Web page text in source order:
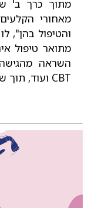
מתוך כרך ב'
מאחורי
והטיפול בהן",
מתואר טיפול
השראה
CBT ועוד, תוך שילוב דוגמאות קליניות.